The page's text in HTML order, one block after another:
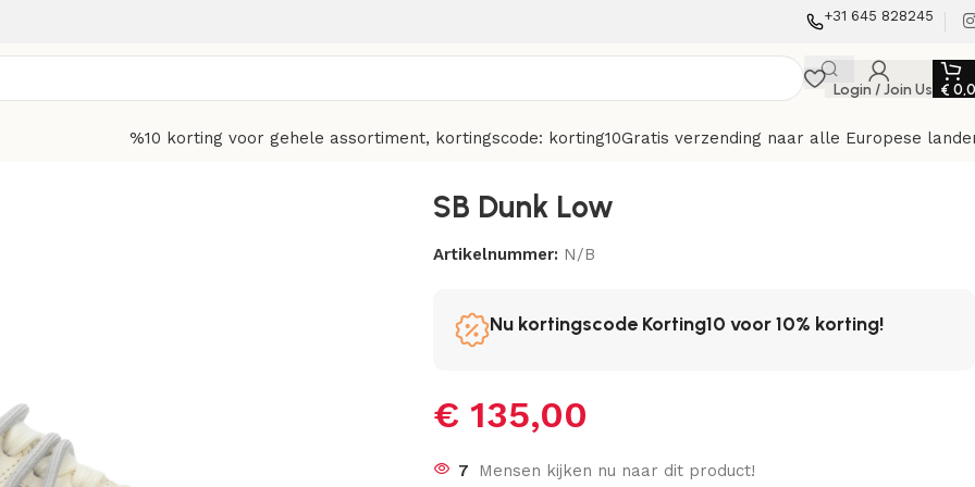
+31 645 828245
Login / Join Us €
%10 korting voor gehele assortiment, kortingscode: korting10Gratis verzending naar alle Europese
SB Dunk Low
Artikelnummer: N/B
Nu kortingscode Korting10 voor 10% korting!
€ 135,00
7 Mensen kijken nu naar dit product!